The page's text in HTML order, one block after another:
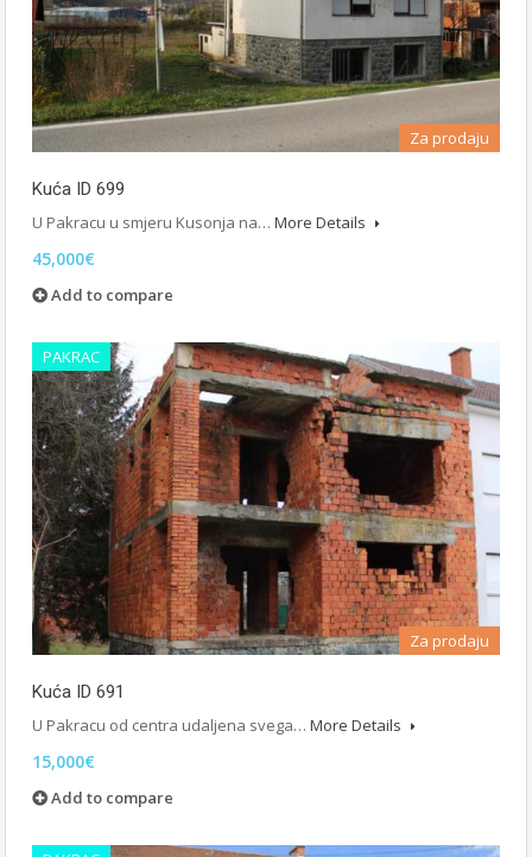
Za prodaju
Kuća ID 699
U Pakracu u smjeru Kusonja na… More Details
45,000€
Add to compare
PAKRAC
Za prodaju
Kuća ID 691
U Pakracu od centra udaljena svega… More Details
15,000€
Add to compare